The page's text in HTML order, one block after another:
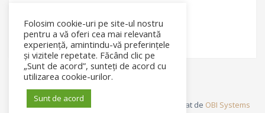
RSS - articole
© Elena Filip. All rights reserved ® - Site dezvoltat de OBI Systems
Folosim cookie-uri pe site-ul nostru
pentru a vă oferi cea mai relevantă
experiență, amintindu-vă preferințele
și vizitele repetate. Făcând clic pe
„Sunt de acord”, sunteți de acord cu
utilizarea cookie-urilor.
Sunt de acord